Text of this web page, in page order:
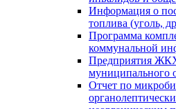
Информация о
топлива (уголь,
Программа
коммунальной
Предприятия
муниципального
Отчет по